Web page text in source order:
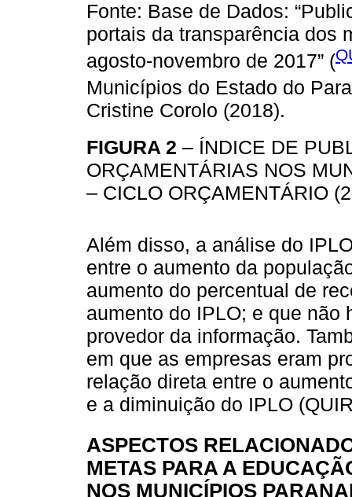
Fonte: Base de Dados:
portais da transparência dos
agosto-novembro de 2017” (
Municípios do Estado do
Cristine Corolo (2018).
FIGURA 2 – ÍNDICE DE
ORÇAMENTÁRIAS NOS
– CICLO ORÇAMENTÁRIO
Além disso, a análise do
entre o aumento da
aumento do percentual de
aumento do IPLO; e que não
provedor da informação.
em que as empresas eram
relação direta entre o
e a diminuição do IPLO
ASPECTOS
METAS PARA A
NOS MUNICÍPIOS